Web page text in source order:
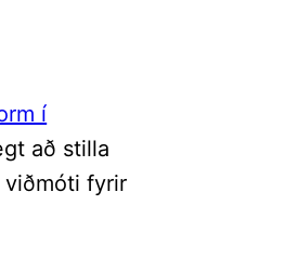
í
að stilla
viðmóti fyrir